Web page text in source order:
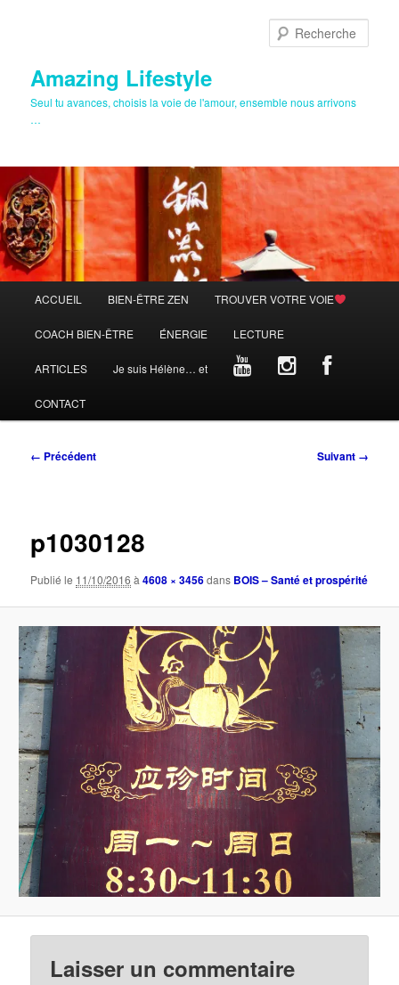
Amazing Lifestyle
Seul tu avances, choisis la voie de l'amour, ensemble nous arrivons
…
principal
ACCUEIL BIEN-ÊTRE ZEN TROUVER VOTRE VOIE
COACH BIEN-ÊTRE ÉNERGIE LECTURE
ARTICLES Je suis Hélène… et
CONTACT
Navigation
← Précédent Suivant →
p1030128
Publié le 11/10/2016 à4608 × 3456dans BOIS – Santé et prospérité
Laisser un commentaire